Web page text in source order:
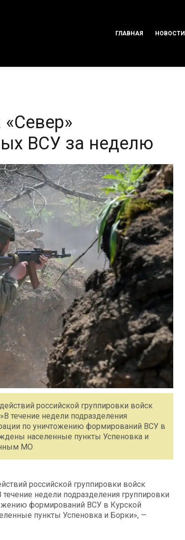
ГЛАВНАЯ НОВОСТИ
ВСУ за неделю
российской группировки войск
течение недели подразделения
по уничтожению формирований ВСУ в
населенные пункты Успеновка и
МО
российской группировки войск
недели подразделения группировки
формирований ВСУ в Курской
пункты Успеновка и Борки», —